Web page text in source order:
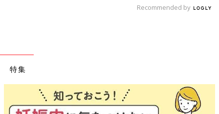
Recommended by
特集